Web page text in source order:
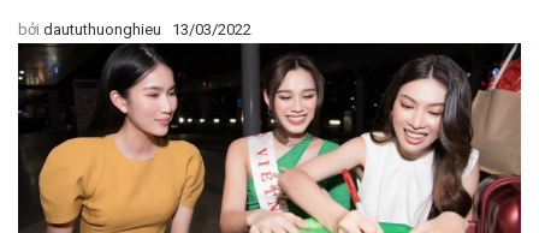
bởi daututhuonghieu 13/03/2022